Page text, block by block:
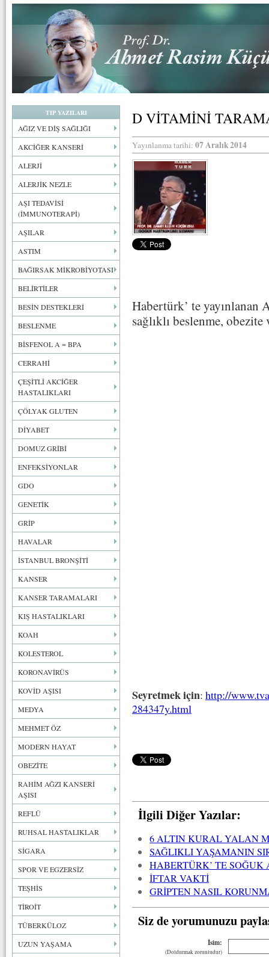
TIP YAZILARI
AĞIZ VE DİŞ SAĞLIĞI
AKCİĞER KANSERİ
ALERJİ
ALERJİK NEZLE
AŞI TEDAVİSİ
(İMMUNOTERAPİ)
AŞILAR
ASTIM
BAĞIRSAK MİKROBİYOTASI
BELİRTİLER
BESİN DESTEKLERİ
BESLENME
BİSFENOL A = BPA
CERRAHİ
ÇEŞİTLİ AKCİĞER
HASTALIKLARI
ÇÖLYAK GLUTEN
DİYABET
DOMUZ GRİBİ
ENFEKSİYONLAR
GDO
GENETİK
GRİP
HAVALAR
İSTANBUL BRONŞİTİ
KANSER
KANSER TARAMALARI
KIŞ HASTALIKLARI
KOAH
KOLESTEROL
KORONAVİRÜS
KOVİD AŞISI
MEDYA
MEHMET ÖZ
MODERN HAYAT
OBEZİTE
RAHİM AĞZI KANSERİ
AŞISI
REFLÜ
RUHSAL HASTALIKLAR
SİGARA
SPOR VE EGZERSİZ
TEŞHİS
TİROİT
TÜBERKÜLOZ
UZUN YAŞAMA
D VİTAMİNİ
Yayınlanma tarihi: 07 Aralık 2014
Habertürk’ te yayınlanan
sağlıklı beslenme,
Seyretmek için: http://
284347y.html
İlgili Diğer Yazılar:
6 ALTIN KURAL YALAN
SAĞLIKLI YAŞAMANIN
HABERTÜRK’ TE
İFTAR VAKTİ
GRİPTEN NASIL
Siz de yorumunuzu
İsim:
(Doldurmak zorunludur)